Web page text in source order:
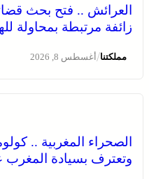
العرائش .. فتح بحث
زائفة مرتبطة بمحاولة
مملكتنا/أغسطس 8, 2026
الصحراء المغربية ..
وتعترف بسيادة